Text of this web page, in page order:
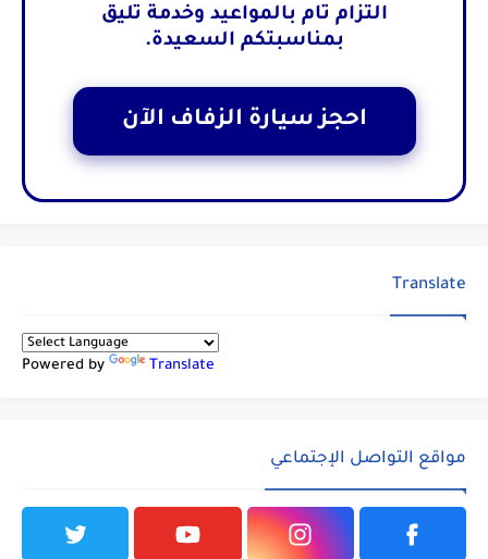
التزام تام بالمواعيد وخدمة تليق
بمناسبتكم السعيدة.
احجز سيارة الزفاف الآن
Translate
Powered by Translate
مواقع التواصل الإجتماعي